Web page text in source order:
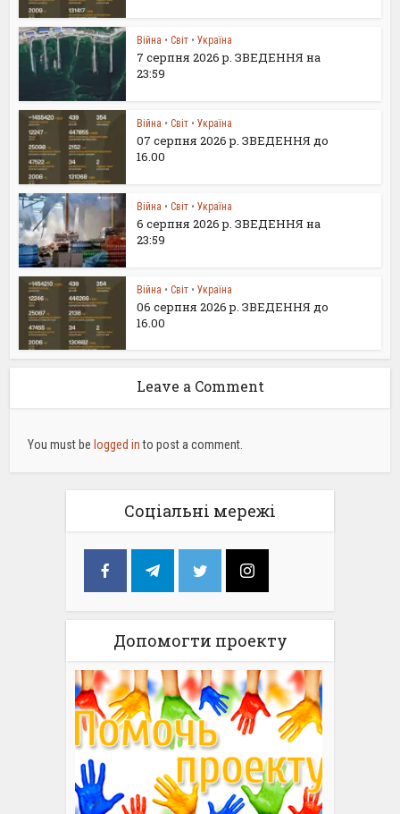
Війна • Світ • Україна
7 серпня 2026 р. ЗВЕДЕННЯ на
23:59
Війна • Світ • Україна
07 серпня 2026 р. ЗВЕДЕННЯ до
16.00
Війна • Світ • Україна
6 серпня 2026 р. ЗВЕДЕННЯ на
23:59
Війна • Світ • Україна
06 серпня 2026 р. ЗВЕДЕННЯ до
16.00
Leave a Comment
You must be logged into post a comment.
Соціальні мережі
Допомогти проекту